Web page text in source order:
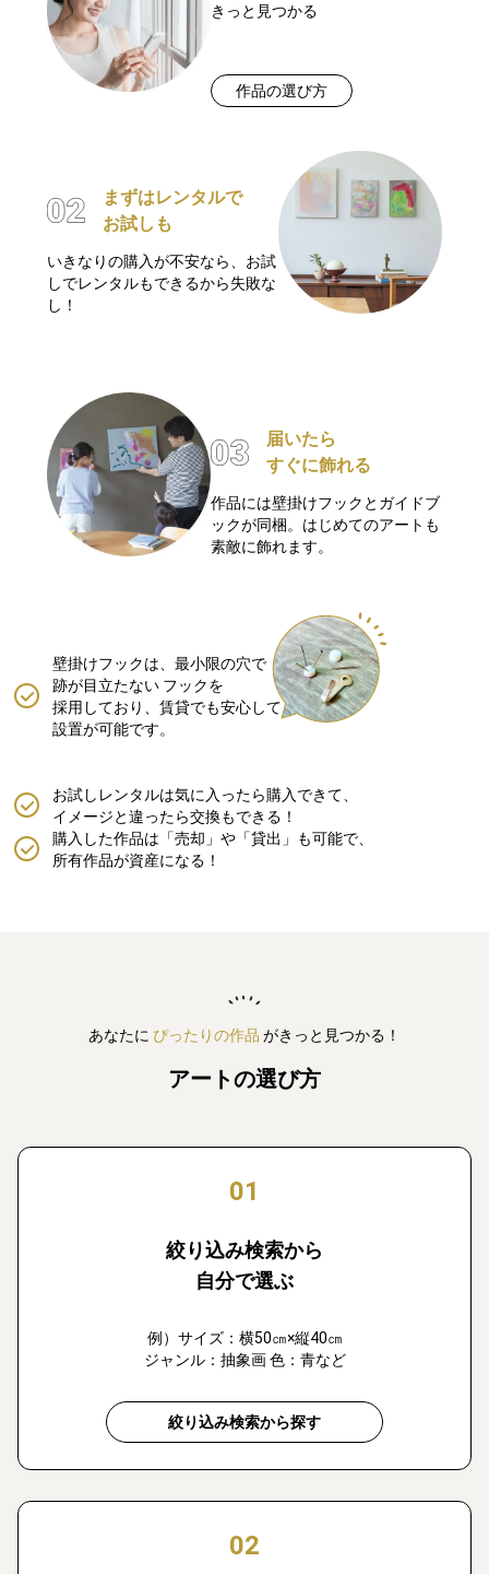
きっと見つかる
作品の選び方
まずはレンタルで
お試しも
いきなりの購入が不安なら、お試
しでレンタルもできるから失敗な
し！
届いたら
すぐに飾れる
作品には壁掛けフックとガイドブ
ックが同梱。はじめてのアートも
素敵に飾れます。
壁掛けフックは、最小限の穴で
跡が目立たない フックを
採用しており、賃貸でも安心して
設置が可能です。
購入した作品は「売却」や「貸出」も可能で、
所有作品が資産になる！
お試しレンタルは気に入ったら購入できて、
イメージと違ったら交換もできる！
あなたに ぴったりの作品 がきっと見つかる！
アートの選び方
01
絞り込み検索から
自分で選ぶ
例）サイズ：横50㎝×縦40㎝
ジャンル：抽象画 色：青など
絞り込み検索から探す
02